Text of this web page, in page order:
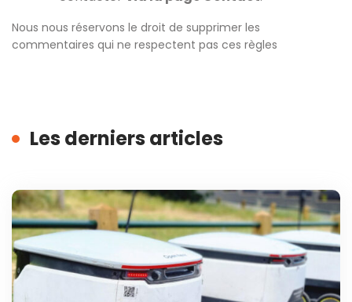
Nous nous réservons le droit de supprimer les
commentaires qui ne respectent pas ces règles
Les derniers articles